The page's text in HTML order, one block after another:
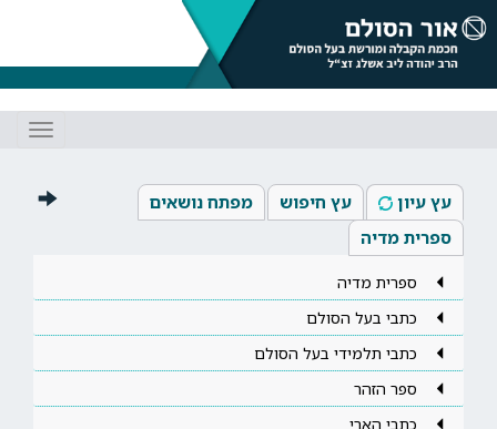
עץ עיון עץ חיפוש
מפתח נושאים
ספרית מדיה
ספרית מדיה
כתבי בעל הסולם
כתבי תלמידי בעל הסולם
ספר הזהר
כתבי הארי